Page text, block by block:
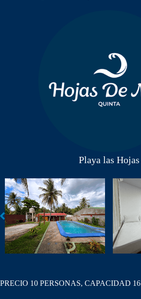
Playa las Hojas
Quinta Hojas de Mar
PRECIO 10 PERSONAS, CAPACIDAD